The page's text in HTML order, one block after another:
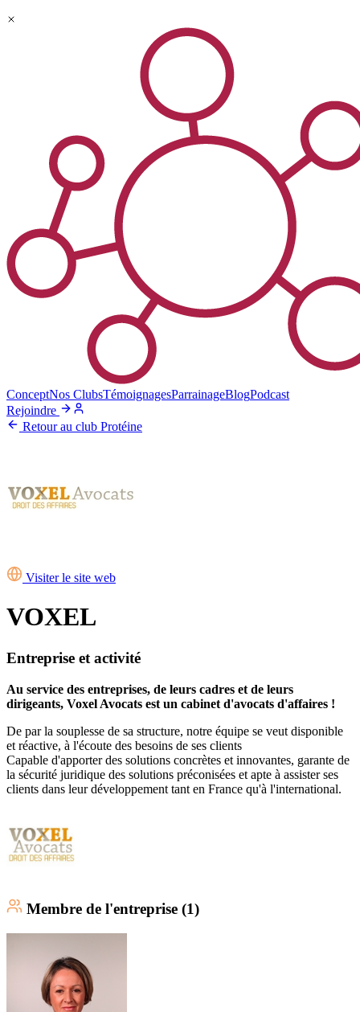
ConceptNos ClubsTémoignagesParrainageBlogPodcast
Rejoindre
Retour au club Protéine
Visiter le site web
VOXEL
Entreprise et activité
Au service des entreprises, de leurs cadres et de leurs
dirigeants, Voxel Avocats est un cabinet d'avocats d'affaires !
De par la souplesse de sa structure, notre équipe se veut disponible
et réactive, à l'écoute des besoins de ses clients
Capable d'apporter des solutions concrètes et innovantes, garante de
la sécurité juridique des solutions préconisées et apte à assister ses
clients dans leur développement tant en France qu'à l'international.
Membre de l'entreprise (1)